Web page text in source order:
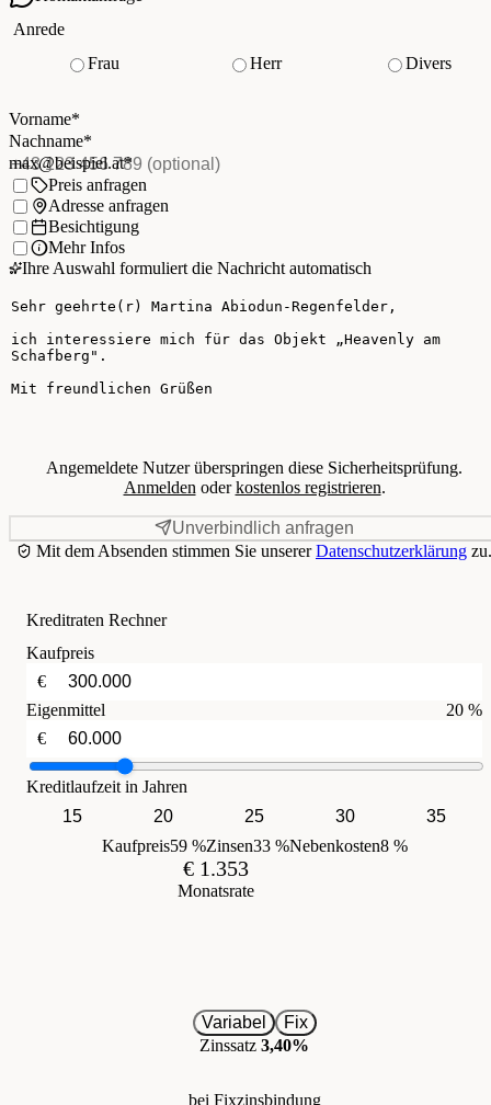
Ihre Kontaktdaten
Anrede
Frau
Herr
Divers
Vorname*
Nachname
Nachname*
E-Mail*(Pflichtfeld)
max@beispiel.at*
Telefon(optional)
Ich möchte:
Preis anfragen
Adresse anfragen
Besichtigung
Mehr Infos
Ihre Auswahl formuliert die Nachricht automatisch
Ihre Nachricht
Angemeldete Nutzer überspringen diese Sicherheitsprüfung.
Anmelden oderkostenlos registrieren.
Unverbindlich anfragen
Mit dem Absenden stimmen Sie unsererDatenschutzerklärung zu.
Kreditraten Rechner
Kaufpreis
€
Eigenmittel
20 %
€
Kreditlaufzeit in Jahren
15
20 25 30
35
Kaufpreis59 %Zinsen33 %Nebenkosten8 %
€ 1.353
Monatsrate
Variabel
Fix
Zinssatz 3,40%
bei Fixzinsbindung